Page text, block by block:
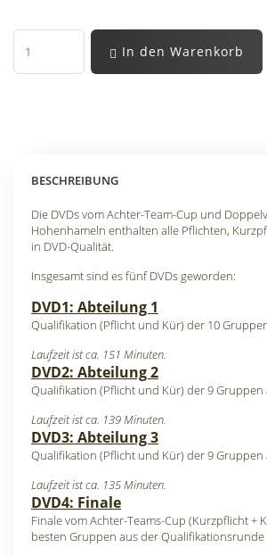
In den Warenkorb
BESCHREIBUNG
Die DVDs vom Achter-Team-Cup und
Hohenhameln enthalten alle Pflichten,
in DVD-Qualität.
Insgesamt sind es fünf DVDs geworden:
DVD1: Abteilung 1
Qualifikation (Pflicht und Kür) der 10
Laufzeit ist ca. 151 Minuten.
DVD2: Abteilung 2
Qualifikation (Pflicht und Kür) der 9 Gruppen
Laufzeit ist ca. 139 Minuten.
DVD3: Abteilung 3
Qualifikation (Pflicht und Kür) der 9 Gruppen
Laufzeit ist ca. 135 Minuten.
DVD4: Finale
Finale vom Achter-Teams-Cup (Kurzpflicht +
besten Gruppen aus der Qualifikationsrunde